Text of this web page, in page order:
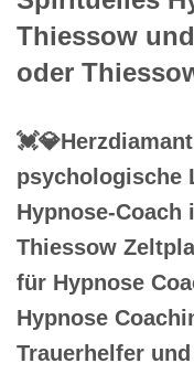
Thiessow
oder
psychologische
Hypnose-Coach
Thiessow
für Hypnose
Hypnose
Trauerhelfer